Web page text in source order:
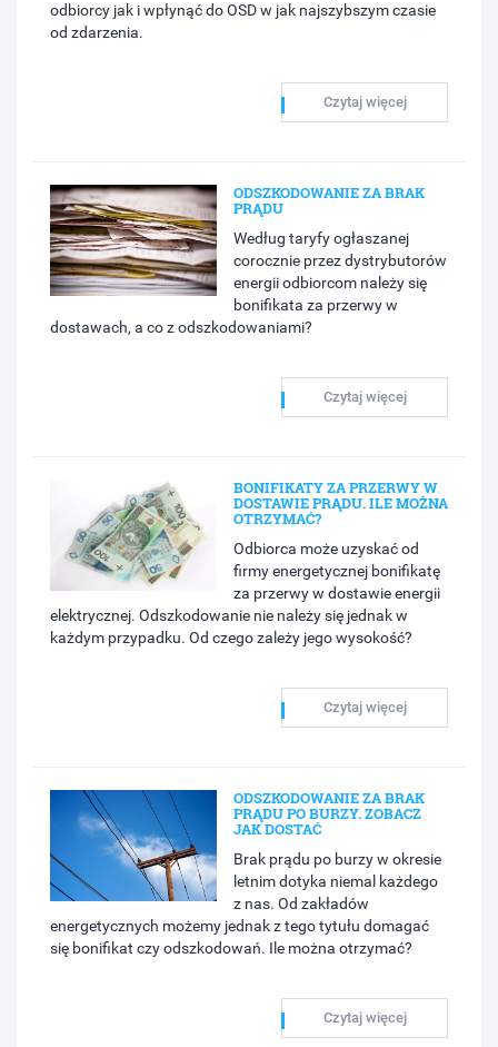
odbiorcy jak i wpłynąć do OSD w jak najszybszym czasie
od zdarzenia.
Czytaj więcej
ODSZKODOWANIE ZA BRAK
PRĄDU
Według taryfy ogłaszanej
corocznie przez dystrybutorów
energii odbiorcom należy się
bonifikata za przerwy w
dostawach, a co z odszkodowaniami?
Czytaj więcej
BONIFIKATY ZA PRZERWY W
DOSTAWIE PRĄDU. ILE MOŻNA
OTRZYMAĆ?
Odbiorca może uzyskać od
firmy energetycznej bonifikatę
za przerwy w dostawie energii
elektrycznej. Odszkodowanie nie należy się jednak w
każdym przypadku. Od czego zależy jego wysokość?
Czytaj więcej
ODSZKODOWANIE ZA BRAK
PRĄDU PO BURZY. ZOBACZ
JAK DOSTAĆ
Brak prądu po burzy w okresie
letnim dotyka niemal każdego
z nas. Od zakładów
energetycznych możemy jednak z tego tytułu domagać
się bonifikat czy odszkodowań. Ile można otrzymać?
Czytaj więcej